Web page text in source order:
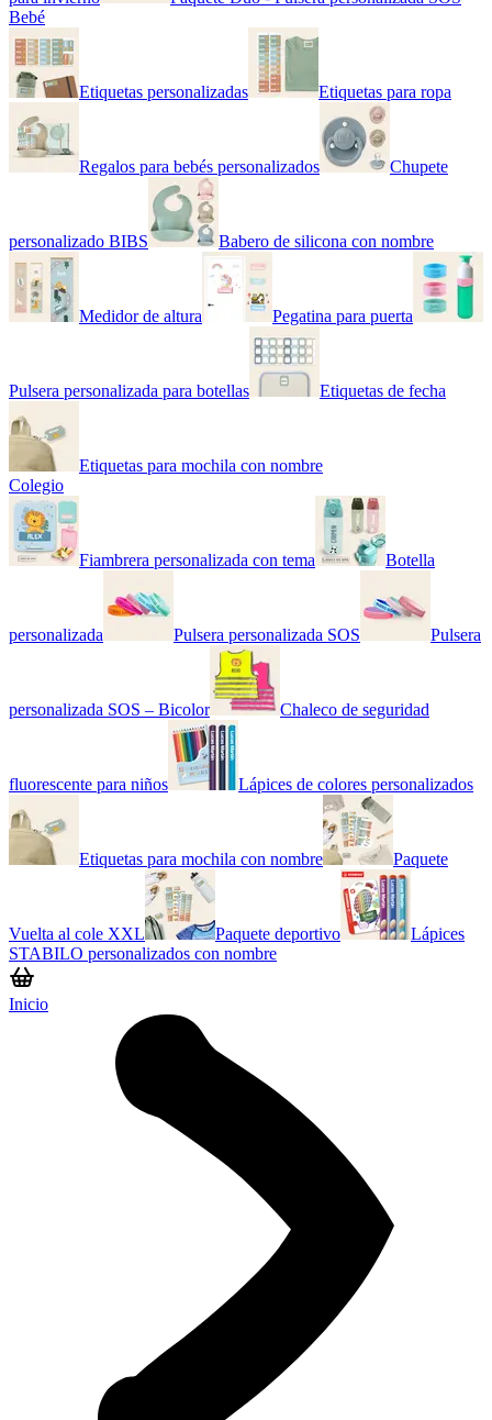
Bebé
Etiquetas personalizadas Etiquetas para ropa
Regalos para bebés personalizados Chupete
personalizado BIBS Babero de silicona con nombre
Medidor de altura Pegatina para puerta
Pulsera personalizada para botellas Etiquetas de fecha
Etiquetas para mochila con nombre
Colegio
Fiambrera personalizada con tema Botella
personalizada Pulsera personalizada SOS Pulsera
personalizada SOS – Bicolor Chaleco de seguridad
fluorescente para niños Lápices de colores personalizados
Etiquetas para mochila con nombre Paquete
Vuelta al cole XXL Paquete deportivo
Lápices
STABILO personalizados con nombre
Inicio